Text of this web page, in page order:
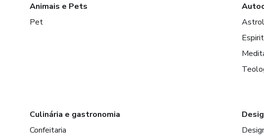
Animais e Pets
Pet
Culinária e gastronomia
Confeitaria